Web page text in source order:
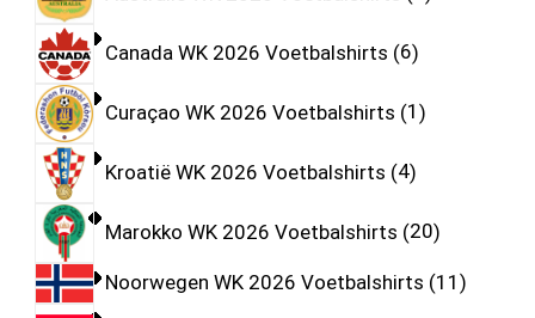
Canada WK 2026 Voetbalshirts 6
Curaçao WK 2026 Voetbalshirts 1
Kroatië WK 2026 Voetbalshirts 4
Marokko WK 2026 Voetbalshirts 20
Noorwegen WK 2026 Voetbalshirts 11